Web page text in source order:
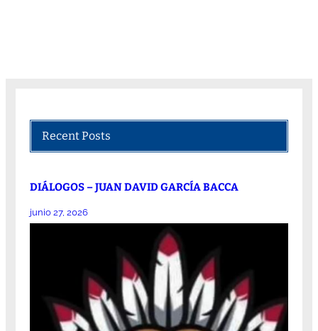
Recent Posts
DIÁLOGOS – JUAN DAVID GARCÍA BACCA
junio 27, 2026